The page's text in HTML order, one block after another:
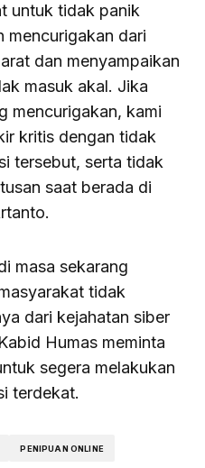
untuk tidak panik
mencurigakan dari
dan menyampaikan
masuk akal. Jika
mencurigakan, kami
kritis dengan tidak
tersebut, serta tidak
saat berada di
masa sekarang
tidak
dari kejahatan siber
Humas meminta
segera melakukan
terdekat.
PENIPUAN ONLINE